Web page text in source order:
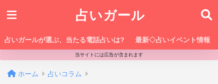
占いガール
占いガールが選ぶ、当たる電話占いは? 最新◇占いイベント情報
当サイトには広告が含まれます
ホーム 占いコラム